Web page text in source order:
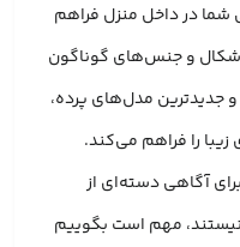
در داخل منزل فراهم
اشکال و جنس‌های گوناگون
جدیدترین مدل‌های پرده،
را فراهم می‌کند.
آگاهی دسته‌ای از
مهم است بگوییم